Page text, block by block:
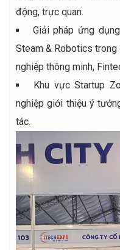
động, trực quan.
Giải pháp ứng
Steam & Robotics trong
nghiệp thông minh,
Khu vực Startup
nghiệp giới thiệu ý
tác.